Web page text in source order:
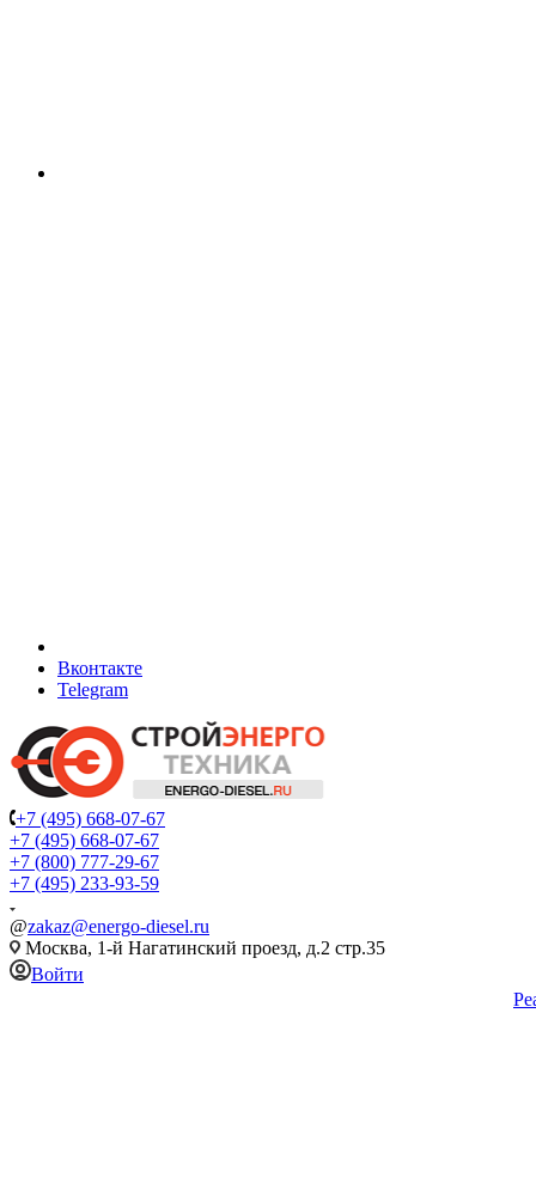
Вконтакте
Telegram
+7 (495) 668-07-67
+7 (495) 668-07-67
+7 (800) 777-29-67
+7 (495) 233-93-59
@zakaz@energo-diesel.ru
Москва, 1-й Нагатинский проезд, д.2 стр.35
Войти